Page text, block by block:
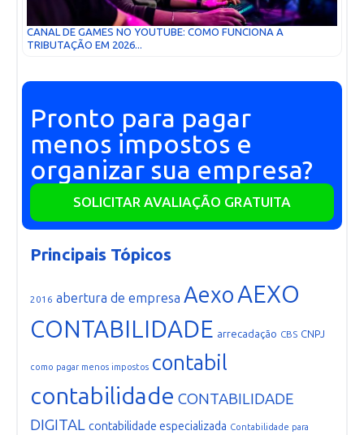
CANAL DE GAMES NO YOUTUBE: COMO FUNCIONA A
TRIBUTAÇÃO EM 2026...
Pronto para pagar
menos impostos e
organizar sua empresa?
SOLICITAR AVALIAÇÃO GRATUITA
Principais Tópicos
2016 abertura de empresa AexoAEXO
CONTABILIDADE arrecadação CBS CNPJ
como pagar menos impostos contabil
contabilidade CONTABILIDADE
DIGITAL contabilidade especializada Contabilidade para